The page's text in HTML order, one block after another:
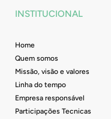
INSTITUCIONAL
Home
Quem somos
Missão, visão e valores
Linha do tempo
Empresa responsável
Participações Tecnicas